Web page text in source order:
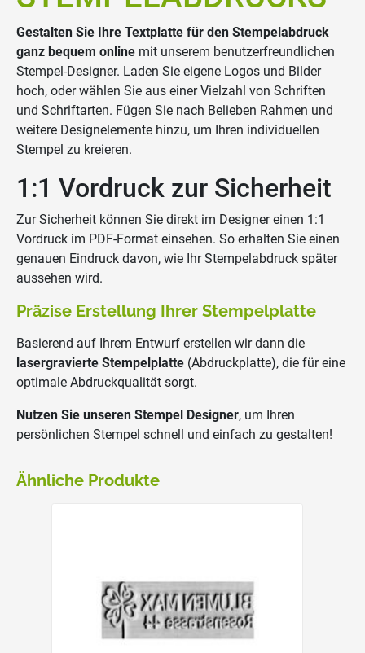
Gestalten Sie Ihre Textplatte für den Stempelabdruck
ganz bequem online mit unserem benutzerfreundlichen
Stempel-Designer. Laden Sie eigene Logos und Bilder
hoch, oder wählen Sie aus einer Vielzahl von Schriften
und Schriftarten. Fügen Sie nach Belieben Rahmen und
weitere Designelemente hinzu, um Ihren individuellen
Stempel zu kreieren.
1:1 Vordruck zur Sicherheit
Zur Sicherheit können Sie direkt im Designer einen 1:1
Vordruck im PDF-Format einsehen. So erhalten Sie einen
genauen Eindruck davon, wie Ihr Stempelabdruck später
aussehen wird.
Präzise Erstellung Ihrer Stempelplatte
Basierend auf Ihrem Entwurf erstellen wir dann die
lasergravierte Stempelplatte (Abdruckplatte), die für eine
optimale Abdruckqualität sorgt.
Nutzen Sie unseren Stempel Designer, um Ihren
persönlichen Stempel schnell und einfach zu gestalten!
Ähnliche Produkte